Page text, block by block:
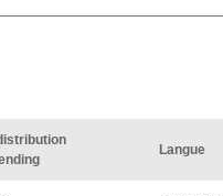
Langue